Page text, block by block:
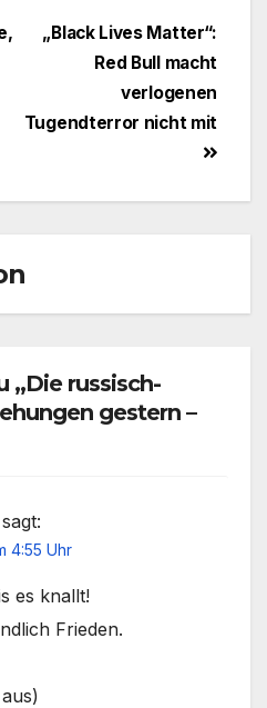
„Black Lives Matter“:
Red Bull macht
verlogenen
Tugendterror nicht mit
„Die russisch-
gestern –
sagt:
4:55 Uhr
es knallt!
Frieden.